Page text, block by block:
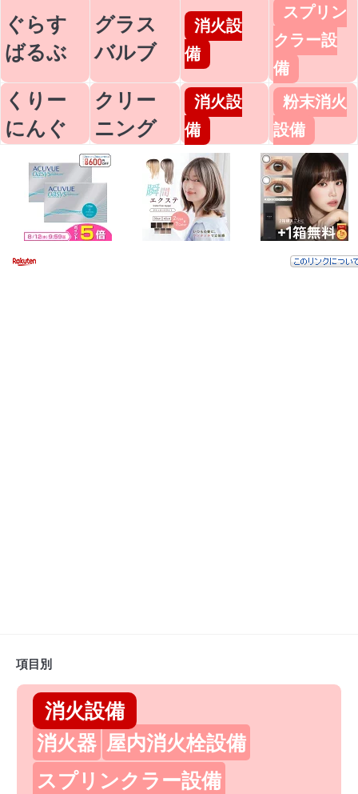
ぐらす
ばるぶ
グラス
バルブ
消火設
備
スプリン
クラー設
備
くりー
にんぐ
クリー
ニング
消火設
備
粉末消火
設備
項目別
消火設備
消火器 屋内消火栓設備
スプリンクラー設備